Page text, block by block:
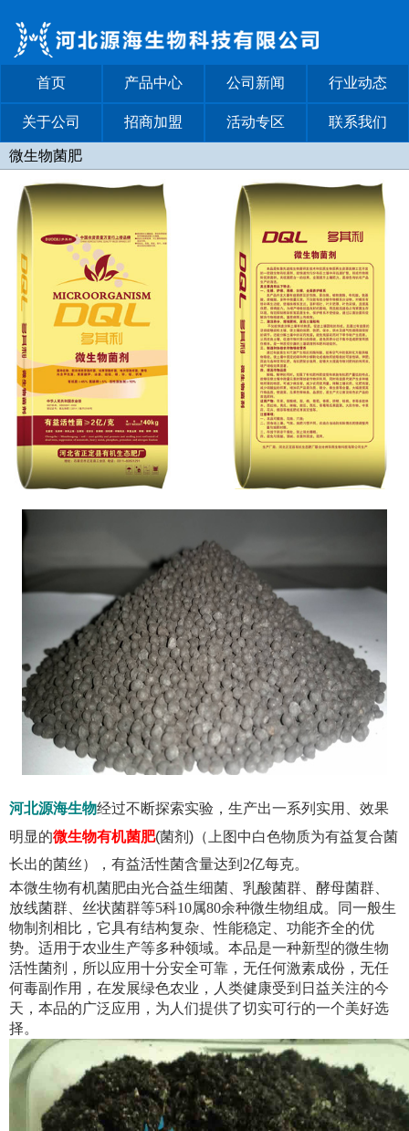
首页 产品中心 公司新闻 行业动态
关于公司 招商加盟 活动专区 联系我们
微生物菌肥
河北源海生物经过不断探索实验，生产出一系列实用、效果
明显的微生物有机菌肥(菌剂) （上图中白色物质为有益复合菌
长出的菌丝），有益活性菌含量达到2亿每克。
本微生物有机菌肥由光合益生细菌、乳酸菌群、酵母菌群、
放线菌群、丝状菌群等5科10属80余种微生物组成。同一般生
物制剂相比，它具有结构复杂、性能稳定、功能齐全的优
势。适用于农业生产等多种领域。本品是一种新型的微生物
活性菌剂，所以应用十分安全可靠，无任何激素成份，无任
何毒副作用，在发展绿色农业，人类健康受到日益关注的今
天，本品的广泛应用，为人们提供了切实可行的一个美好选
择。